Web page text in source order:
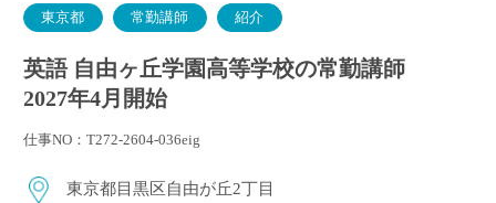
東京都 常勤講師 紹介
英語 自由ヶ丘学園高等学校の常勤講師
2027年4月開始
仕事NO：T272-2604-036eig
東京都目黒区自由が丘2丁目